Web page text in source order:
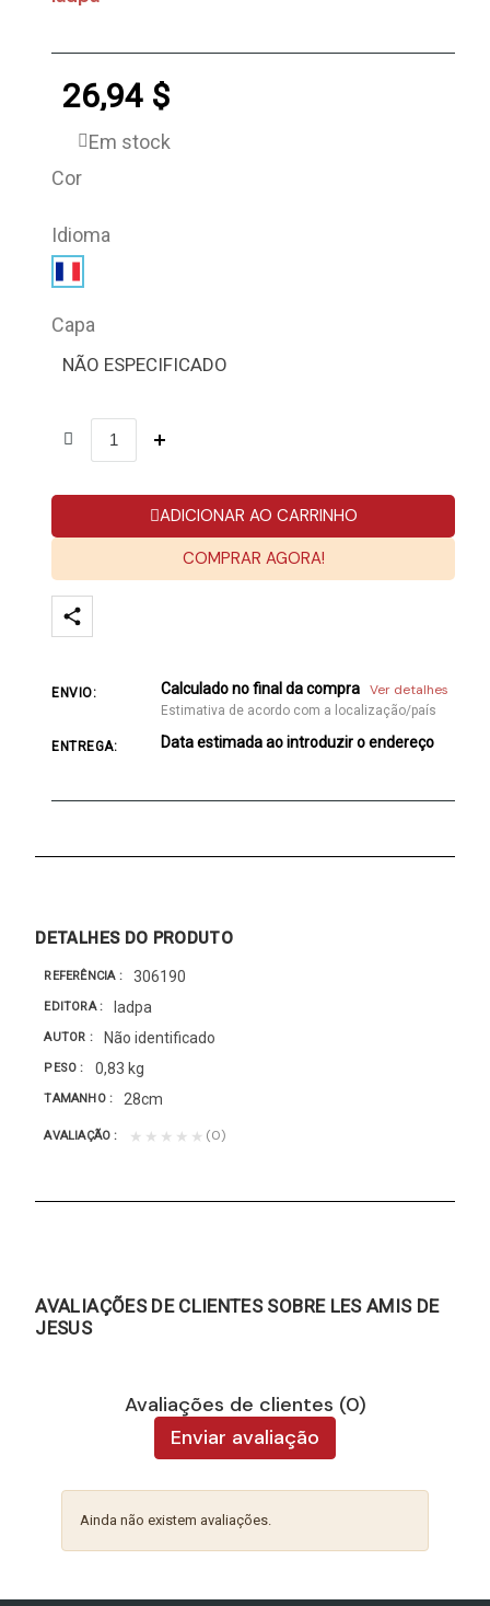
26,94 $
Em stock
Cor
Idioma
Capa
NÃO ESPECIFICADO
ADICIONAR AO CARRINHO
COMPRAR AGORA!
ENVIO: Calculado no final da compra Ver detalhes
Estimativa de acordo com a localização/país
ENTREGA: Data estimada ao introduzir o endereço
DETALHES DO PRODUTO
REFERÊNCIA 306190
EDITORA Iadpa
AUTOR Não identificado
PESO 0,83 kg
TAMANHO 28cm
AVALIAÇÃO ★★★★★ (0)
AVALIAÇÕES DE CLIENTES SOBRE LES AMIS DE
JESUS
Avaliações de clientes (0)
Enviar avaliação
Ainda não existem avaliações.